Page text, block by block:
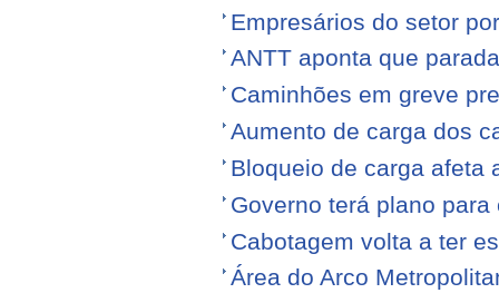
Empresários do setor
ANTT aponta que
Caminhões em greve
Aumento de carga dos
Bloqueio de carga afeta
Governo terá plano
Cabotagem volta a ter
Área do Arco